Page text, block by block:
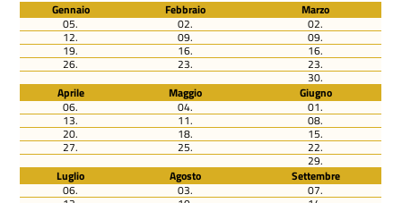
Gennaio Febbraio
Marzo
05.
02. 02.
12. 09. 09.
19. 16. 16.
26. 23. 23.
30.
Aprile
Maggio
Giugno
06.
04. 01.
13. 11. 08.
20. 18. 15.
27. 25. 22.
29.
Luglio
Agosto
Settembre
06.
03. 07.